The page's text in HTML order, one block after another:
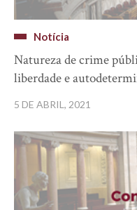
Notícia
Natureza de crime
liberdade e
5 DE ABRIL, 2021